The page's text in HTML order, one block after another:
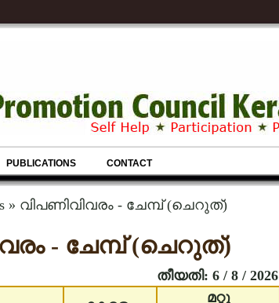
PUBLICATIONS CONTACT
» വിപണിവിവരം - ചേമ്പ് (ചെറുത്)
- ചേമ്പ് (ചെറുത്)
തീയതി: 6 / 8 / 2026
മറ്റു